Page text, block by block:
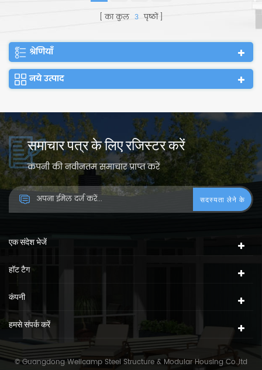
का कुल 3 पृष्ठों
श्रेणियाँ
नये उत्पाद
समाचार पत्र के लिए रजिस्टर करें
कंपनी की नवीनतम समाचार प्राप्त करें
एक संदेश भेजें
हॉट टैग
कंपनी
हमसे संपर्क करें
© Guangdong Wellcamp Steel Structure & Modular Housing Co.,ltd